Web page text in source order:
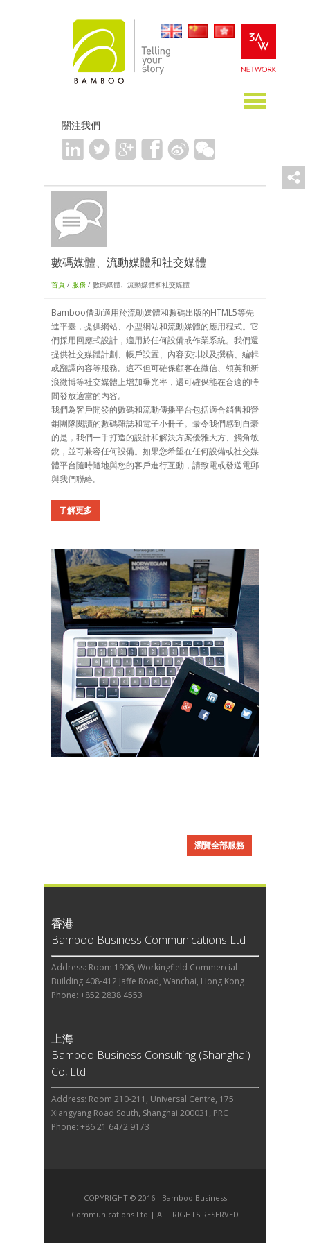
關注我們
數碼媒體、流動媒體和社交媒體
首頁 / 服務 / 數碼媒體、流動媒體和社交媒體
Bamboo借助適用於流動媒體和數碼出版的HTML5等先
進平臺，提供網站、小型網站和流動媒體的應用程式。它
們採用回應式設計，適用於任何設備或作業系統。我們還
提供社交媒體計劃、帳戶設置、內容安排以及撰稿、編輯
或翻譯內容等服務。這不但可確保顧客在微信、領英和新
浪微博等社交媒體上增加曝光率，還可確保能在合適的時
間發放適當的內容。
我們為客戶開發的數碼和流動傳播平台包括適合銷售和營
銷團隊閱讀的數碼雜誌和電子小冊子。最令我們感到自豪
的是，我們一手打造的設計和解決方案優雅大方、觸角敏
銳，並可兼容任何設備。如果您希望在任何設備或社交媒
體平台隨時隨地與您的客戶進行互動，請致電或發送電郵
與我們聯絡。
了解更多
瀏覽全部服務
香港
Bamboo Business Communications Ltd
Address: Room 1906, Workingfield Commercial
Building 408-412 Jaffe Road, Wanchai, Hong Kong
Phone: +852 2838 4553
上海
Bamboo Business Consulting (Shanghai)
Co, Ltd
Address: Room 210-211, Universal Centre, 175
Xiangyang Road South, Shanghai 200031, PRC
Phone: +86 21 6472 9173
COPYRIGHT © 2016 - Bamboo Business
Communications Ltd | ALL RIGHTS RESERVED